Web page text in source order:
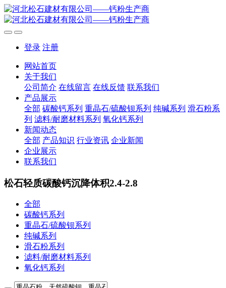
登录 注册
网站首页
关于我们
公司简介 在线留言 在线反馈 联系我们
产品展示
全部 碳酸钙系列 重晶石/硫酸钡系列 纯碱系列 滑石粉系
列 滤料/耐磨材料系列 氧化钙系列
新闻动态
全部 产品知识 行业资讯 企业新闻
企业展示
联系我们
松石轻质碳酸钙沉降体积2.4-2.8
全部
碳酸钙系列
重晶石/硫酸钡系列
纯碱系列
滑石粉系列
滤料/耐磨材料系列
氧化钙系列